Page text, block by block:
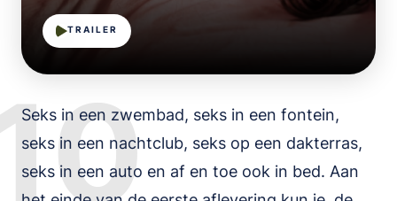
TRAILER
Seks in een zwembad, seks in een fontein,
seks in een nachtclub, seks op een dakterras,
seks in een auto en af en toe ook in bed. Aan